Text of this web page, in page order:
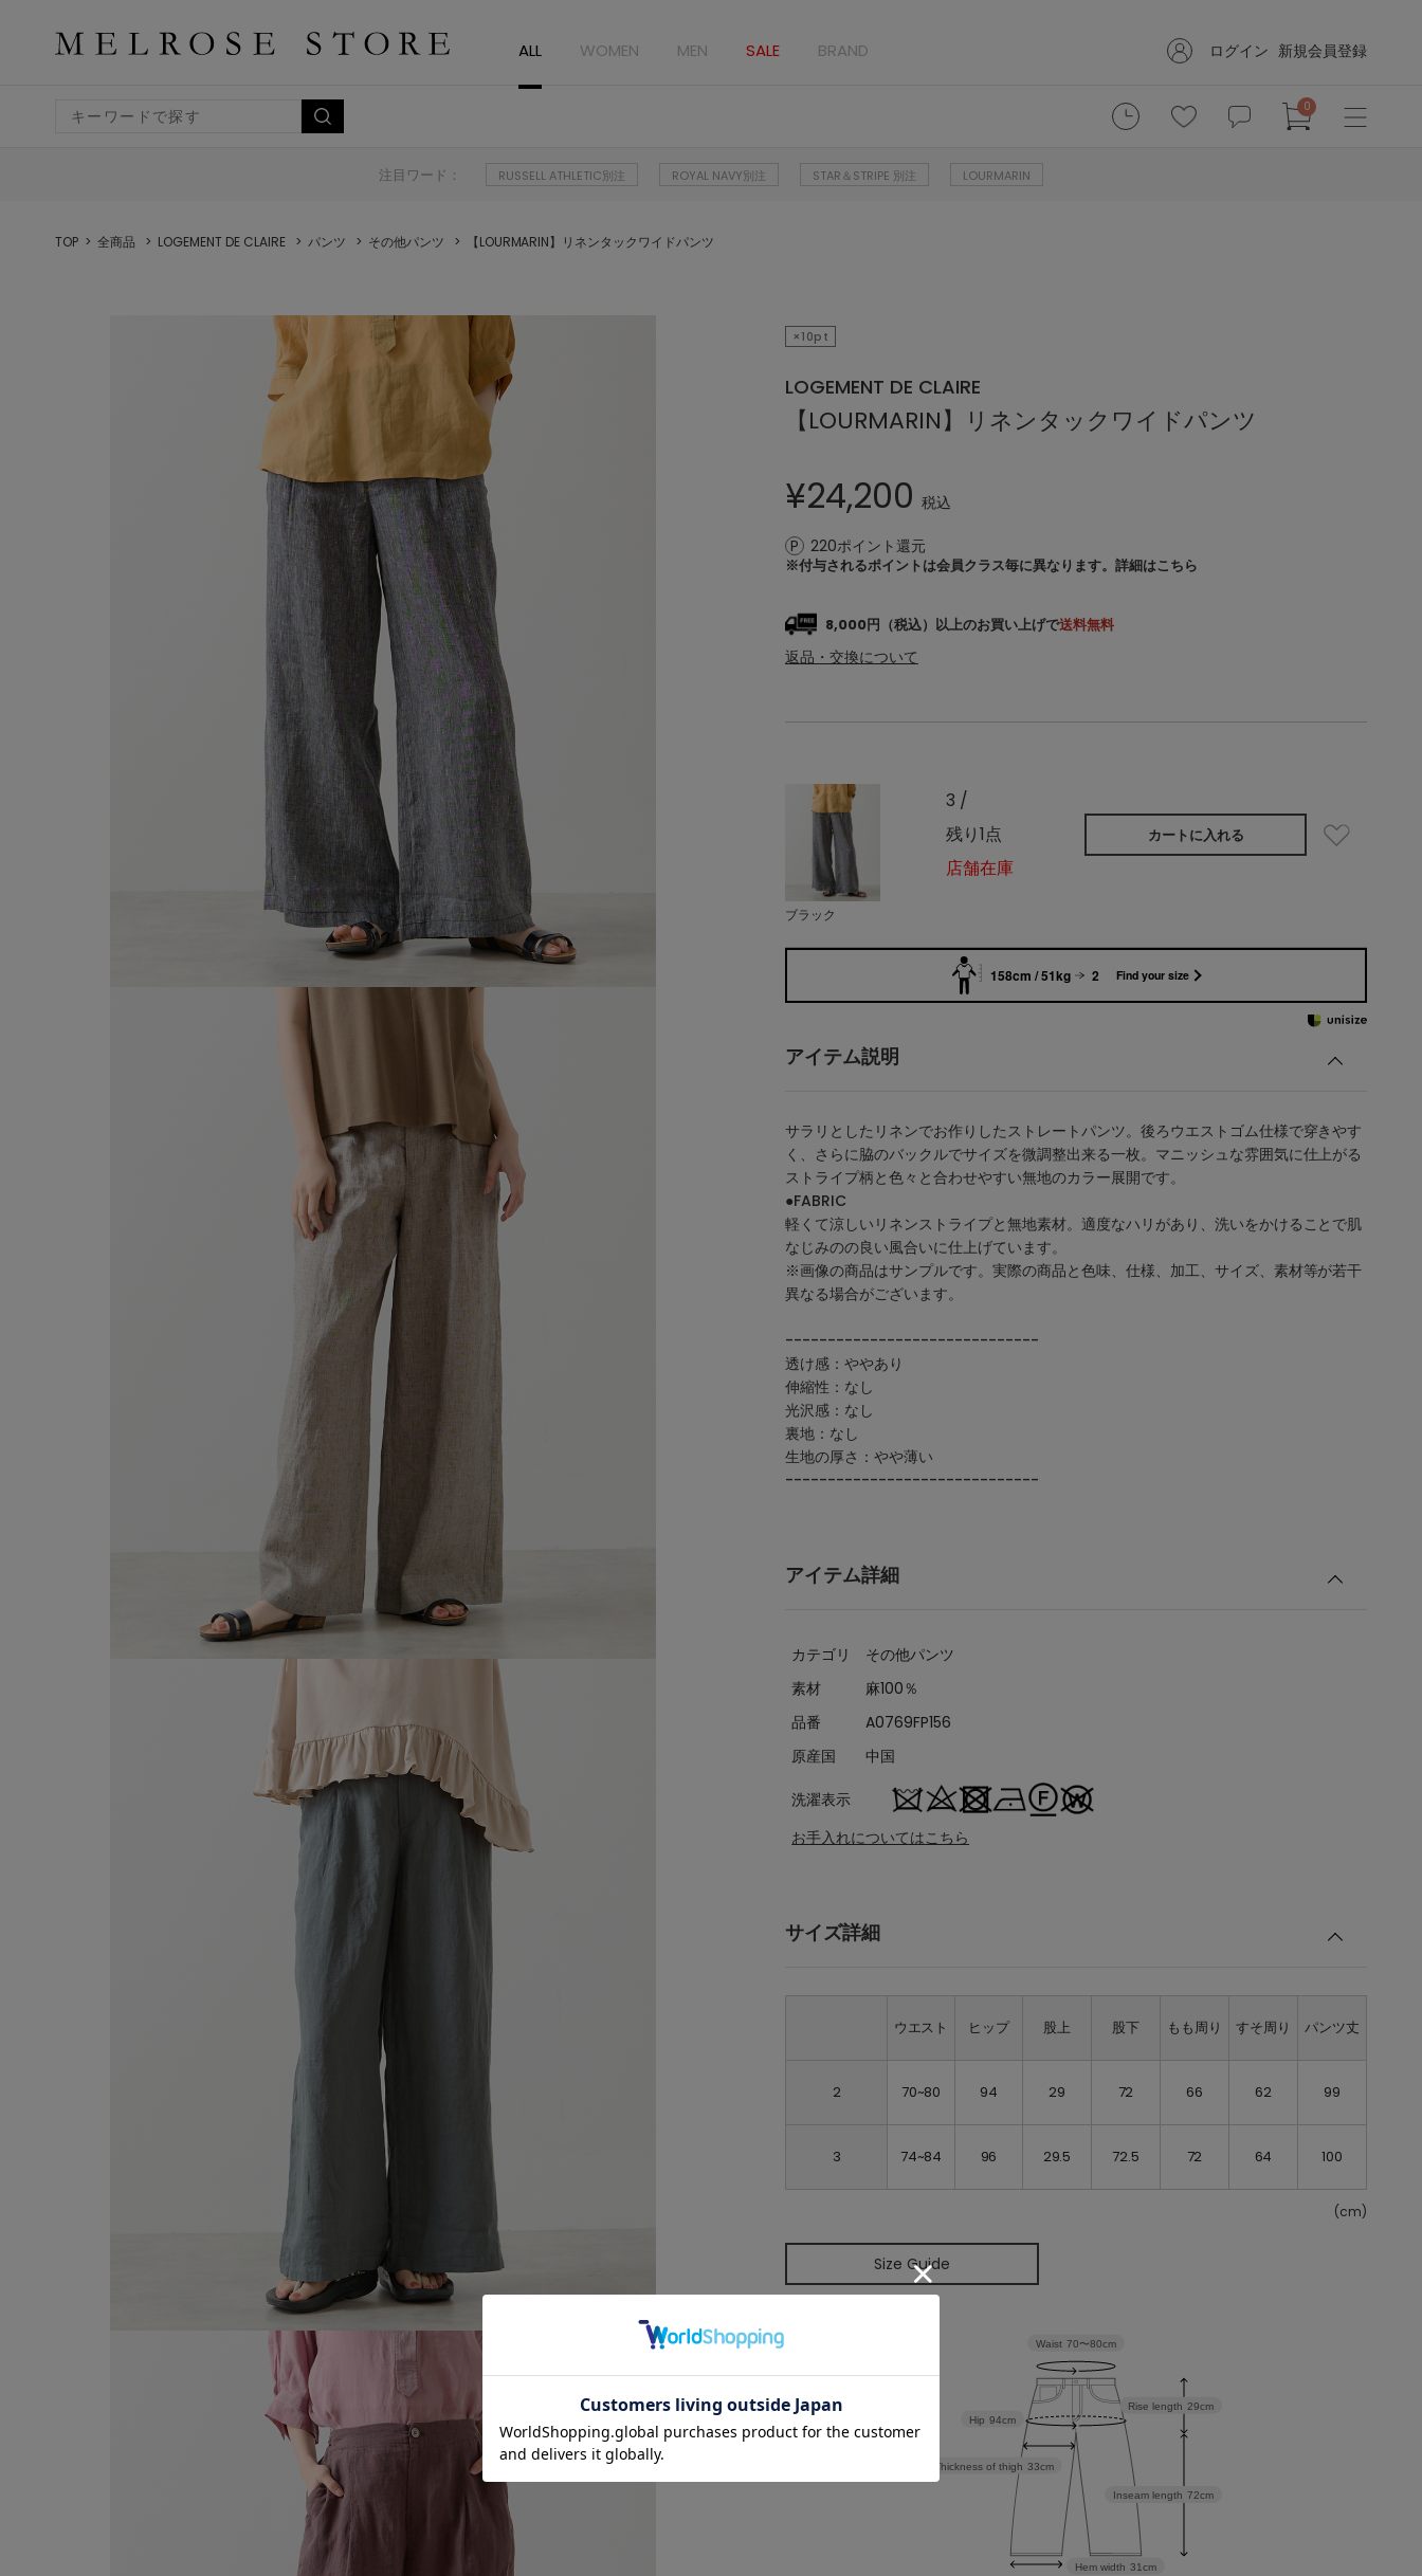
ALL WOMEN MEN SALE BRAND ログイン 新規会員登録
0
注目ワード： RUSSELL ATHLETIC別注 ROYAL NAVY別注 STAR＆STRIPE 別注 LOURMARIN
TOP 全商品 LOGEMENT DE CLAIRE パンツ その他パンツ 【LOURMARIN】リネンタックワイドパンツ
×10pt
LOGEMENT DE CLAIRE
【LOURMARIN】リネンタックワイドパンツ
¥24,200 税込
220ポイント還元
※付与されるポイントは会員クラス毎に異なります。 詳細はこちら
8,000円（税込）以上のお買い上げで送料無料
返品・交換について
ブラック
3 /
残り1点
店舗在庫
カートに入れる
158cm / 51kg 2 Find your size
アイテム説明
サラリとしたリネンでお作りしたストレートパンツ。後ろウエストゴム仕様で穿きやす
く、さらに脇のバックルでサイズを微調整出来る一枚。マニッシュな雰囲気に仕上がる
ストライプ柄と色々と合わせやすい無地のカラー展開です。
●FABRIC
軽くて涼しいリネンストライプと無地素材。適度なハリがあり、洗いをかけることで肌
なじみのの良い風合いに仕上げています。
※画像の商品はサンプルです。実際の商品と色味、仕様、加工、サイズ、素材等が若干
異なる場合がございます。
------------------------------
透け感：ややあり
伸縮性：なし
光沢感：なし
裏地：なし
生地の厚さ：やや薄い
------------------------------
アイテム詳細
カテゴリ
その他パンツ
素材
麻100％
品番
A0769FP156
原産国
中国
洗濯表示
お手入れについてはこちら
サイズ詳細
ウエスト ヒップ 股上 股下 もも周り すそ周り パンツ丈
2 70~80 94 29 72 66 62 99
3 74~84 96 29.5 72.5 72 64 100
(cm)
Size Guide
Inseam length 72cm
Rise length 29cm
Hem width 31cm
Thickness of thigh 33cm
Hip 94cm
Waist 70〜80cm